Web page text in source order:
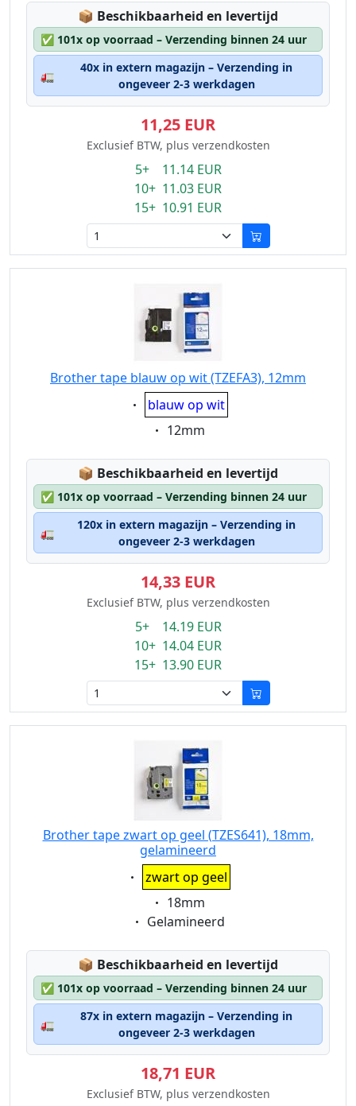
📦 Lagerstatus:
Beschikbaarheid en levertijd
✅ 101x op voorraad – Verzending binnen 24 uur
🚛
40x in extern magazijn – Verzending in
ongeveer 2-3 werkdagen
11,25 EUR
Exclusief BTW, plus verzendkosten
5+ 11.14 EUR
10+ 11.03 EUR
15+ 10.91 EUR
Brother tape blauw op wit (TZEFA3), 12mm
Eigenschaft:
blauw op wit
Eigenschaft:
12mm
📦 Lagerstatus:
Beschikbaarheid en levertijd
✅ 101x op voorraad – Verzending binnen 24 uur
🚛
120x in extern magazijn – Verzending in
ongeveer 2-3 werkdagen
14,33 EUR
Exclusief BTW, plus verzendkosten
5+ 14.19 EUR
10+ 14.04 EUR
15+ 13.90 EUR
Brother tape zwart op geel (TZES641), 18mm,
gelamineerd
Eigenschaft:
zwart op geel
Eigenschaft:
18mm
Eigenschaft:
Gelamineerd
📦 Lagerstatus:
Beschikbaarheid en levertijd
✅ 101x op voorraad – Verzending binnen 24 uur
🚛
87x in extern magazijn – Verzending in
ongeveer 2-3 werkdagen
18,71 EUR
Exclusief BTW, plus verzendkosten